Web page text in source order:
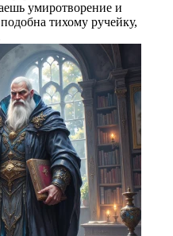
умиротворение и
тихому ручейку,